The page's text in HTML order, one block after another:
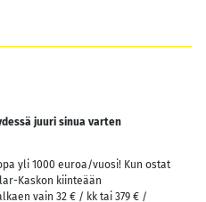
juuri sinua varten
yli 1000 euroa/vuosi! Kun ostat
Kaskon kiinteään
vain 32 € / kk tai 379 € /